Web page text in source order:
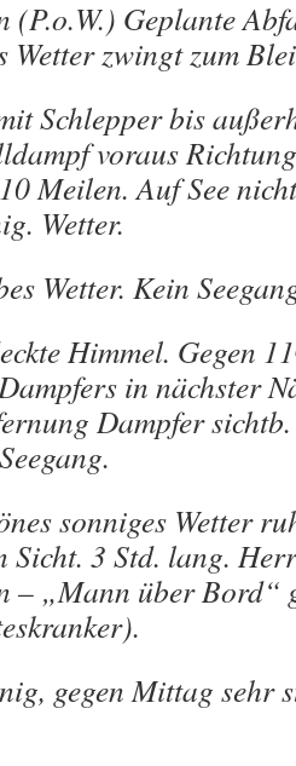
(P.o.W.) Geplante
Wetter zwingt zum
Schlepper bis
voraus
Meilen. Auf See
Wetter.
Wetter. Kein
Himmel. Gegen 11
in nächster
Dampfer
sonniges Wetter
3 Std. lang.
– „Mann über Bord“
gegen Mittag sehr